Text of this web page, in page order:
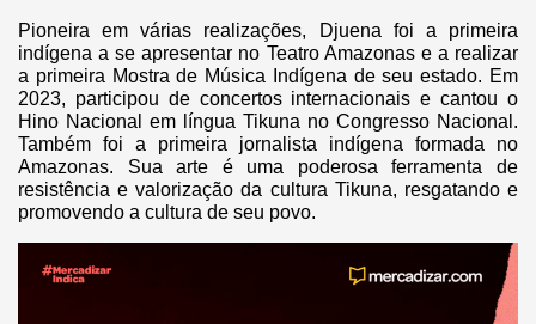
Pioneira em várias realizações, Djuena foi a primeira
indígena a se apresentar no Teatro Amazonas e a realizar
a primeira Mostra de Música Indígena de seu estado. Em
2023, participou de concertos internacionais e cantou o
Hino Nacional em língua Tikuna no Congresso Nacional.
Também foi a primeira jornalista indígena formada no
Amazonas. Sua arte é uma poderosa ferramenta de
resistência e valorização da cultura Tikuna, resgatando e
promovendo a cultura de seu povo.